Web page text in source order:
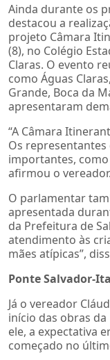
Ainda durante os
destacou a
projeto Câmara
(8), no Colégio
Claras. O evento
como Águas
Grande, Boca da
apresentaram
“A Câmara
Os
importantes,
afirmou o vereador.
O parlamentar
apresentada
da Prefeitura de
atendimento às
mães atípicas”,
Ponte Salvador-
Já o vereador
início das obras
ele, a expectativa
começado no